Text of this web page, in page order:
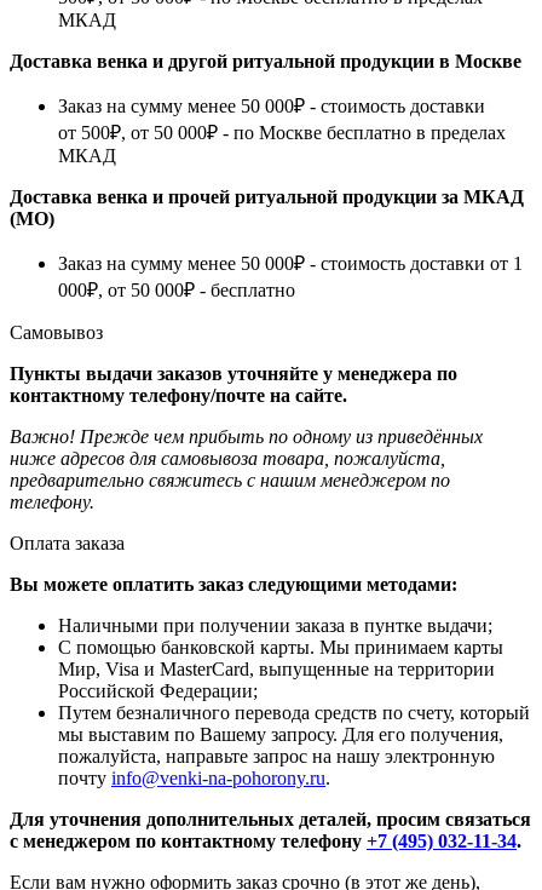
МКАД
Доставка венка и другой ритуальной продукции в Москве
Заказ на сумму менее 50 000₽ - стоимость доставки
от 500₽, от 50 000₽ - по Москве бесплатно в пределах
МКАД
Доставка венка и прочей ритуальной продукции за МКАД
(МО)
Заказ на сумму менее 50 000₽ - стоимость доставки от 1
000₽, от 50 000₽ - бесплатно
Самовывоз
Пункты выдачи заказов уточняйте у менеджера по
контактному телефону/почте на сайте.
Важно! Прежде чем прибыть по одному из приведённых
ниже адресов для самовывоза товара, пожалуйста,
предварительно свяжитесь с нашим менеджером по
телефону.
Оплата заказа
Вы можете оплатить заказ следующими методами:
Наличными при получении заказа в пунтке выдачи;
С помощью банковской карты. Мы принимаем карты
Мир, Visa и MasterCard, выпущенные на территории
Российской Федерации;
Путем безналичного перевода средств по счету, который
мы выставим по Вашему запросу. Для его получения,
пожалуйста, направьте запрос на нашу электронную
почту info@venki-na-pohorony.ru.
Для уточнения дополнительных деталей, просим связаться
с менеджером по контактному телефону +7 (495) 032-11-34.
Если вам нужно оформить заказ срочно (в этот же день),